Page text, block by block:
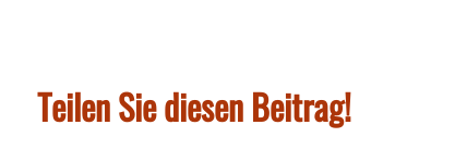
Teilen Sie diesen Beitrag!